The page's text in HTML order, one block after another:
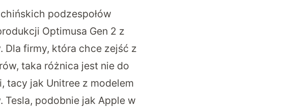
podzespołów
Optimusa Gen 2 z
Dla firmy, która chce zejść z
taka różnica jest nie do
tacy jak Unitree z modelem
. Tesla, podobnie jak Apple w